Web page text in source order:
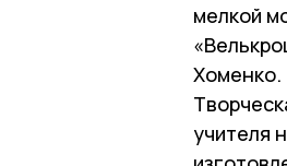
мелкой
Хоменко.
учителя